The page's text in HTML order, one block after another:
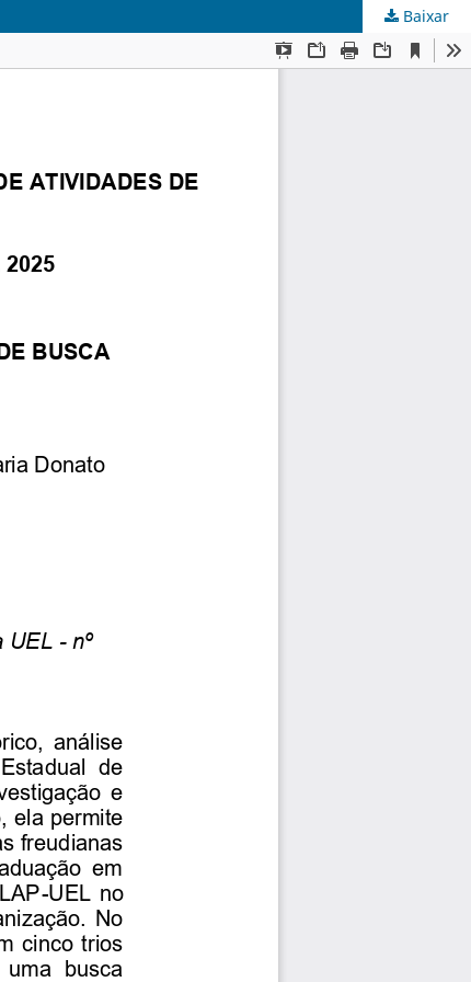
Baixar